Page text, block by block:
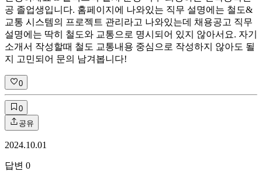
공 졸업생입니다. 홈페이지에 나와있는 직무 설명에는 철도&
교통 시스템의 프로젝트 관리라고 나와있는데 채용공고 직무
설명에는 딱히 철도와 교통으로 명시되어 있지 않아서요. 자기
소개서 작성할때 철도 교통내용 중심으로 작성하지 않아도 될
지 고민되어 문의 남겨봅니다!
0
0
공유
2024.10.01
답변 0